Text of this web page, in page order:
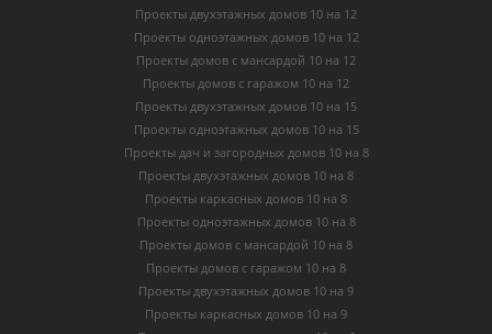
Проекты двухэтажных домов 10 на 12
Проекты одноэтажных домов 10 на 12
Проекты домов с мансардой 10 на 12
Проекты домов с гаражом 10 на 12
Проекты двухэтажных домов 10 на 15
Проекты одноэтажных домов 10 на 15
Проекты дач и загородных домов 10 на 8
Проекты двухэтажных домов 10 на 8
Проекты каркасных домов 10 на 8
Проекты одноэтажных домов 10 на 8
Проекты домов с мансардой 10 на 8
Проекты домов с гаражом 10 на 8
Проекты двухэтажных домов 10 на 9
Проекты каркасных домов 10 на 9